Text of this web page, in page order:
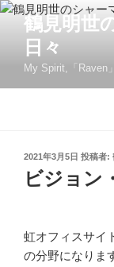
コ
ツ
鶴見明世
日々
My Spirit,「Raven」
投
稿
日:
2021年3月5日 投稿者:
ビジョン
虹オフィスサイ
の分野になりま